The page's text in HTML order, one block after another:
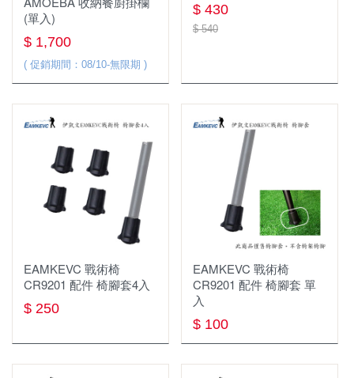
安全帽配件
滑輪
安全帶配件
繩梯/鋼絲梯
配件 工具
頭盔 安全帽 與週邊
防墜器 FALL ARRESTERS
風衣外套
保暖外套(刷毛 化纖)
兩件式防水外套
單件式防水外套
休閒背包
背包週邊
登山背包(50L以上)
防水背包
枕頭
充氣睡墊
折疊睡墊
羽絨睡袋 蓋毯
刷毛睡袋 蓋毯
煎盤 烤盤
爐具週邊
登頂爐(直立式瓦斯爐)
效率系統爐 高效能鍋爐
烤架
杯子
保溫保冷袋、箱
碗盤
餐廚配件
椅
層架系列
戶外3C裝備
戶外配件 其它
護膝 綁腿 護脛
手機或對講機防水袋
車頂帳與週邊
保暖手套
工作服
(單入)
$ 1,700
( 促銷期間：08/10-無限期 )
$ 430
$ 540
EAMKEVC 戰術椅
CR9201 配件 椅腳套4入
$ 250
EAMKEVC 戰術椅
CR9201 配件 椅腳套 單
入
$ 100